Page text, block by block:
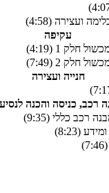
ועצירה (4:58)
עקיפה
חלק 1 (4:19)
חלק 2 (7:49)
חנייה ועצירה
רכב, כניסה והכנה
רכב כללי (9:35)
(8:23)